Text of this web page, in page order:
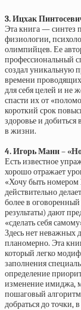
3. Ицхак
Эта книга — синтез
физиологии,
олимпийцев. Ее
профессиональный
создал уникальную
времени
для себя целей и
спасти их от
короткий срок
здоровье и
в жизни.
4. Игорь Манн –
Есть известное
хорошо отражает
«Хочу быть номером
действительно
более в
результаты) дают
«сделать себя
Здесь нет неважных
планомерно. Эта
который легко
заполнения
определение
изменение имиджа,
пошаговый
добраться до точки,